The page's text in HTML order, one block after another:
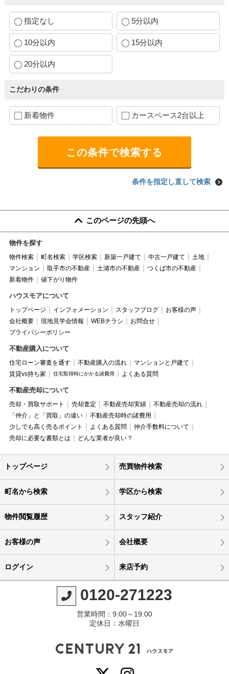
指定なし 5分以内
10分以内 15分以内
20分以内
こだわりの条件
新着物件 カースペース2台以上
条件を指定し直して検索
このページの先頭へ
物件を探す
物件検索 町名検索 学区検索 新築一戸建て 中古一戸建て
土地
マンション
取手市の不動産 土浦市の不動産
つくば市の不動産
新着物件
値下がり物件
ハウスモアについて
トップページ インフォメーション スタッフブログ
お客様の声
会社概要
現地見学会情報 WEBチラシ
お問合せ
プライバシーポリシー
不動産購入について
住宅ローン審査を通す 不動産購入の流れ
マンションと戸建て
賃貸vs持ち家
住宅取得時にかかる諸費用 よくある質問
不動産売却について
売却・買取サポート 売却査定 不動産売却実績
不動産売却の流れ
「仲介」と「買取」の違い
不動産売却時の諸費用
少しでも高く売るポイント
よくある質問
仲介手数料について
売却に必要な書類とは
どんな業者が良い？
トップページ 売買物件検索
町名から検索 学区から検索
物件閲覧履歴 スタッフ紹介
お客様の声 会社概要
ログイン 来店予約
0120-271223
営業時間：9:00～19:00
定休日：水曜日